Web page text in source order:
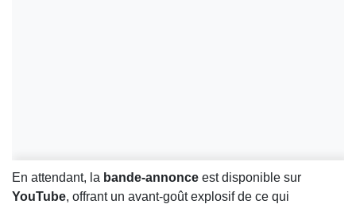
En attendant, la bande-annonce est disponible sur
YouTube, offrant un avant-goût explosif de ce qui